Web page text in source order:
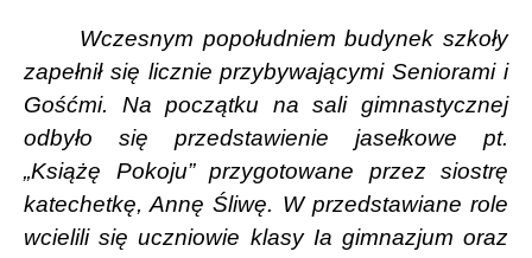
Wczesnym popołudniem budynek szkoły
zapełnił się licznie przybywającymi Seniorami i
Gośćmi. Na początku na sali gimnastycznej
odbyło się przedstawienie jasełkowe pt.
„Książę Pokoju” przygotowane przez siostrę
katechetkę, Annę Śliwę. W przedstawiane role
wcielili się uczniowie klasy Ia gimnazjum oraz